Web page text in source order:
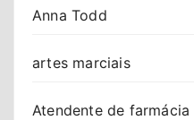
Anna Todd
artes marciais
Atendente de farmácia